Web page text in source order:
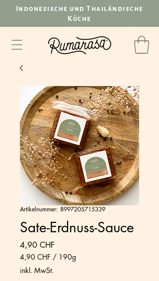
Indonesische und Thailändische
Küche
Artikelnummer: 8997205715339
Sate-Erdnuss-Sauce
4,90 CHF
4,90 CHF / 190g
4,90 CHF
pro
inkl. MwSt.